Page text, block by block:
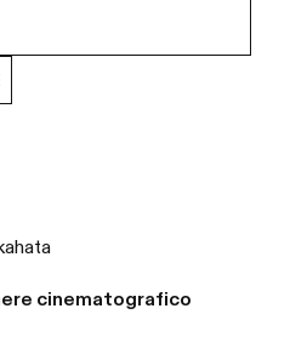
cinematografico